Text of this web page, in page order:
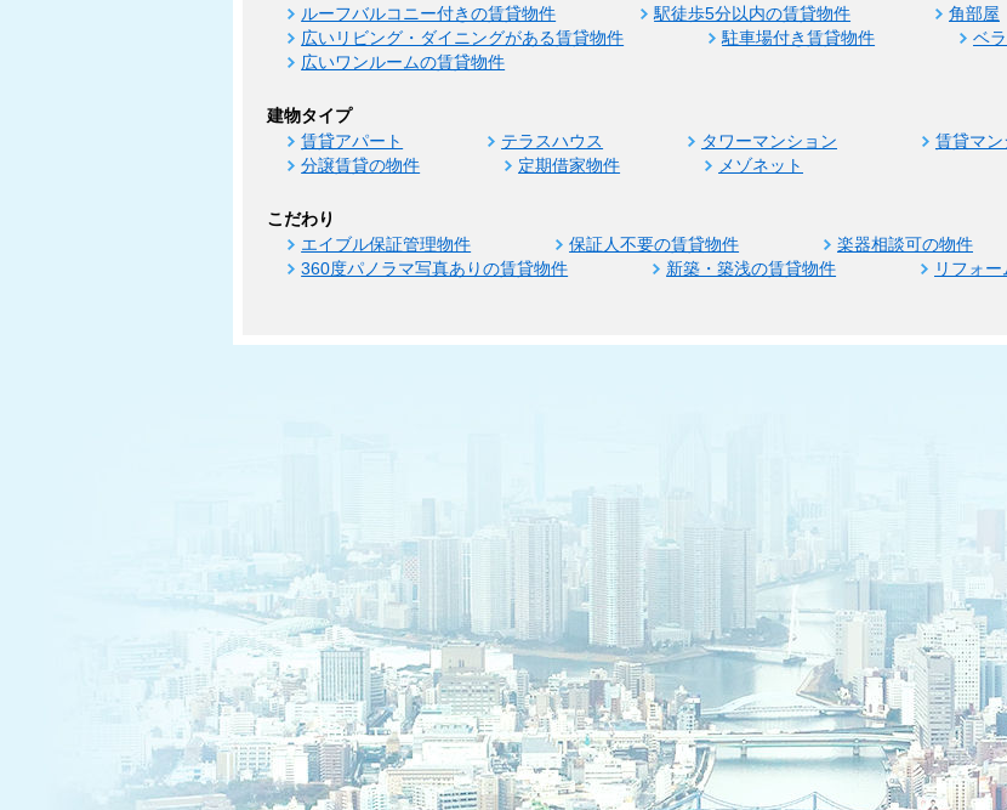
ルーフバルコニー付きの賃貸物件 駅徒歩5分以内の賃貸物件
角部屋
広いリビング・ダイニングがある賃貸物件
駐車場付き賃貸物件
ベ
広いワンルームの賃貸物件
建物タイプ
賃貸アパート テラスハウス タワーマンション 賃貸マン
分譲賃貸の物件
定期借家物件 メゾネット
こだわり
エイブル保証管理物件 保証人不要の賃貸物件 楽器相談可の物件
360度パノラマ写真ありの賃貸物件
新築・築浅の賃貸物件 リフォ